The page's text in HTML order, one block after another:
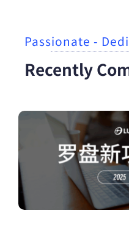
Passionate -
Recently